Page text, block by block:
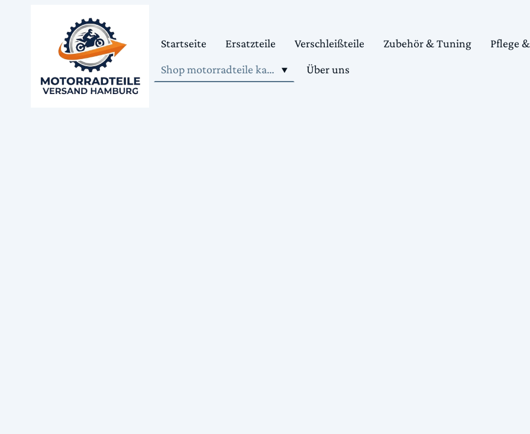
Startseite Ersatzteile Verschleißteile Zubehör & Tuning
Pflege
Shop motorradteile kaufen
Über uns